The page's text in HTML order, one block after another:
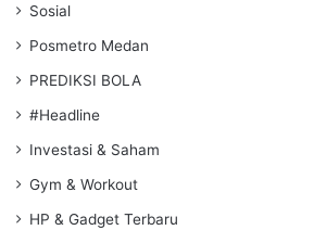
Sosial
Posmetro Medan
PREDIKSI BOLA
#Headline
Investasi & Saham
Gym & Workout
HP & Gadget Terbaru